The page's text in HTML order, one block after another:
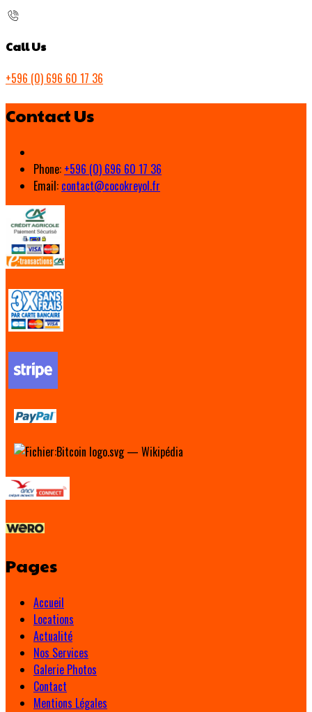
Call Us
+596 (0) 696 60 17 36
Contact Us
Phone: +596 (0) 696 60 17 36
Email: contact@cocokreyol.fr
Pages
Accueil
Locations
Actualité
Nos Services
Galerie Photos
Contact
Mentions Légales